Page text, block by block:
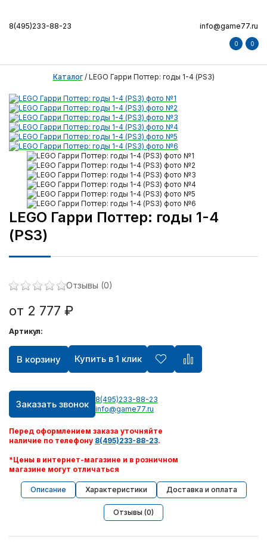
8(495)233-88-23 info@game77.ru
0 0
Каталог/ LEGO Гарри Поттер: годы 1-4 (PS3)
LEGO Гарри Поттер: годы 1-4
(PS3)
Отзывы (0)
от 2 777 ₽
Артикул:
В корзину Купить в 1 клик
Заказать звонок
8(495)233-88-23
info@game77.ru
Перед оформлением заказа уточняйте
наличие по телефону 8(495)233-88-23.
*Цены в интернет-магазине и в розничном
магазине могут отличаться
Описание Характеристики Доставка и оплата
Отзывы (0)